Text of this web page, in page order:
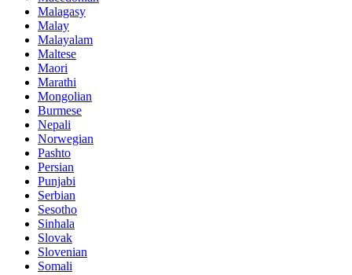
Malagasy
Malay
Malayalam
Maltese
Maori
Marathi
Mongolian
Burmese
Nepali
Norwegian
Pashto
Persian
Punjabi
Serbian
Sesotho
Sinhala
Slovak
Slovenian
Somali